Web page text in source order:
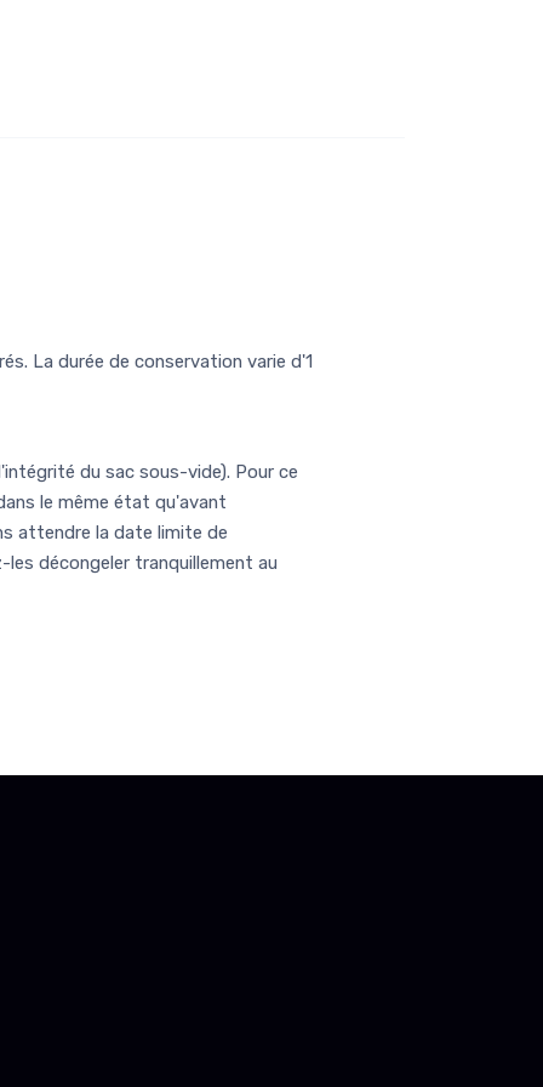
La durée de conservation varie d'1
du sac sous-vide). Pour ce
le même état qu'avant
attendre la date limite de
décongeler tranquillement au